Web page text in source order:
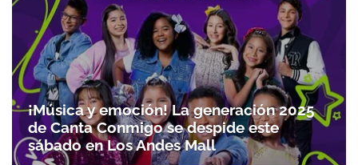
¡Música y emoción! La generación 2025
de Canta Conmigo se despide este
sábado en Los Andes Mall